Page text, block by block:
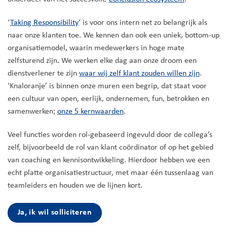
‘Taking Responsibility‘ is voor ons intern net zo belangrijk als
naar onze klanten toe. We kennen dan ook een uniek, bottom-up
organisatiemodel, waarin medewerkers in hoge mate
zelfsturend zijn. We werken elke dag aan onze droom een
dienstverlener te zijn waar wij zelf klant zouden willen zijn.
‘Knaloranje’ is binnen onze muren een begrip, dat staat voor
een cultuur van open, eerlijk, ondernemen, fun, betrokken en
samenwerken; onze 5 kernwaarden.
Veel functies worden rol-gebaseerd ingevuld door de collega’s
zelf, bijvoorbeeld de rol van klant coördinator of op het gebied
van coaching en kennisontwikkeling. Hierdoor hebben we een
echt platte organisatiestructuur, met maar één tussenlaag van
teamleiders en houden we de lijnen kort.
Ja, ik wil solliciteren